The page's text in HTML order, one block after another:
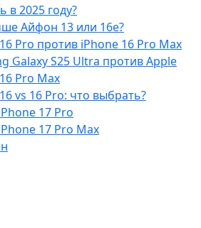
в 2025 году?
Айфон 13 или 16е?
Pro против iPhone 16 Pro Max
Galaxy S25 Ultra против Apple
Pro Max
vs 16 Pro: что выбрать?
17 Pro
17 Pro Max